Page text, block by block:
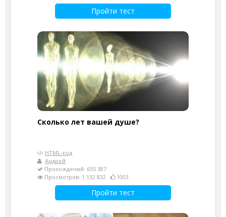
Пройти тест
Cколько лет вашей душе?
HTML-код
Андрей
Прохождений: 655 387
Просмотров: 1 132 832
1003
Пройти тест